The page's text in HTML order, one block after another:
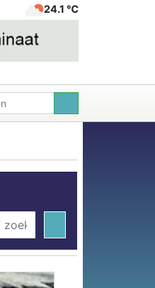
24.1 ℃